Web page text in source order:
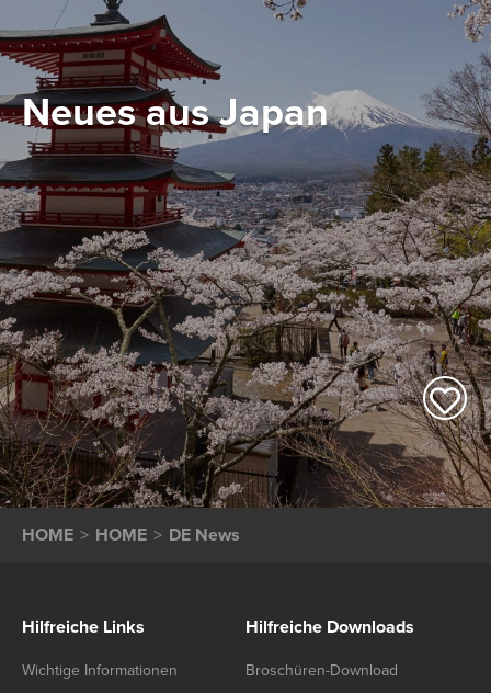
Neues aus Japan
HOME HOME DE News
Hilfreiche Links
Wichtige Informationen
Hilfreiche Downloads
Broschüren-Download